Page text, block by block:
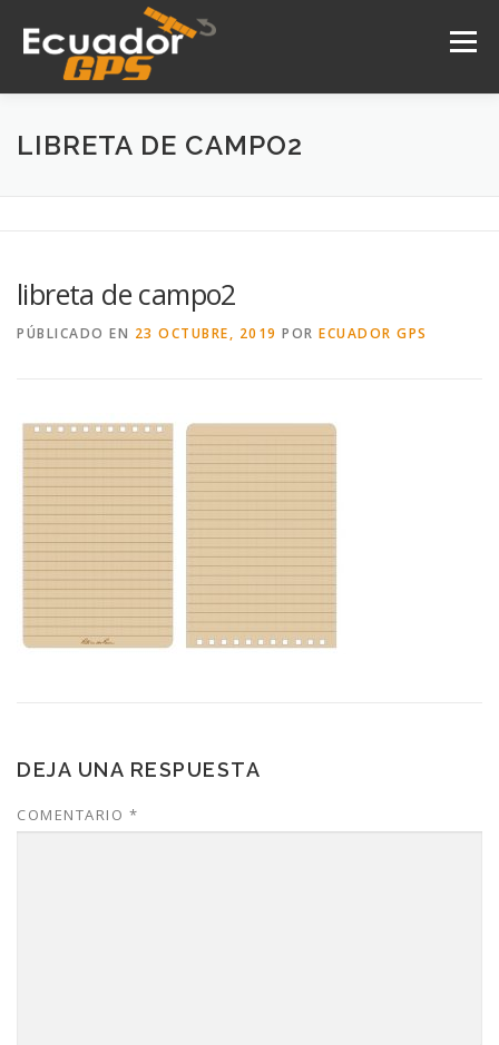
contenido
Menú
INICIO NOSOTROS
LIBRETA DE CAMPO2
libreta de campo2
PÚBLICADO EN 23 OCTUBRE, 2019 POR ECUADOR GPS
DEJA UNA RESPUESTA
COMENTARIO *